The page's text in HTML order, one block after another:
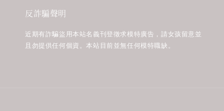
反詐騙聲明
近期有詐騙盜用本站名義刊登徵求模特廣告，請女孩留意並
且勿提供任何個資。本站目前並無任何模特職缺。